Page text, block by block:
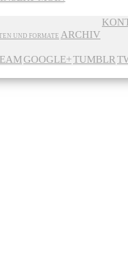
UND FORMATE ARCHIV
GOOGLE+TUMBLR